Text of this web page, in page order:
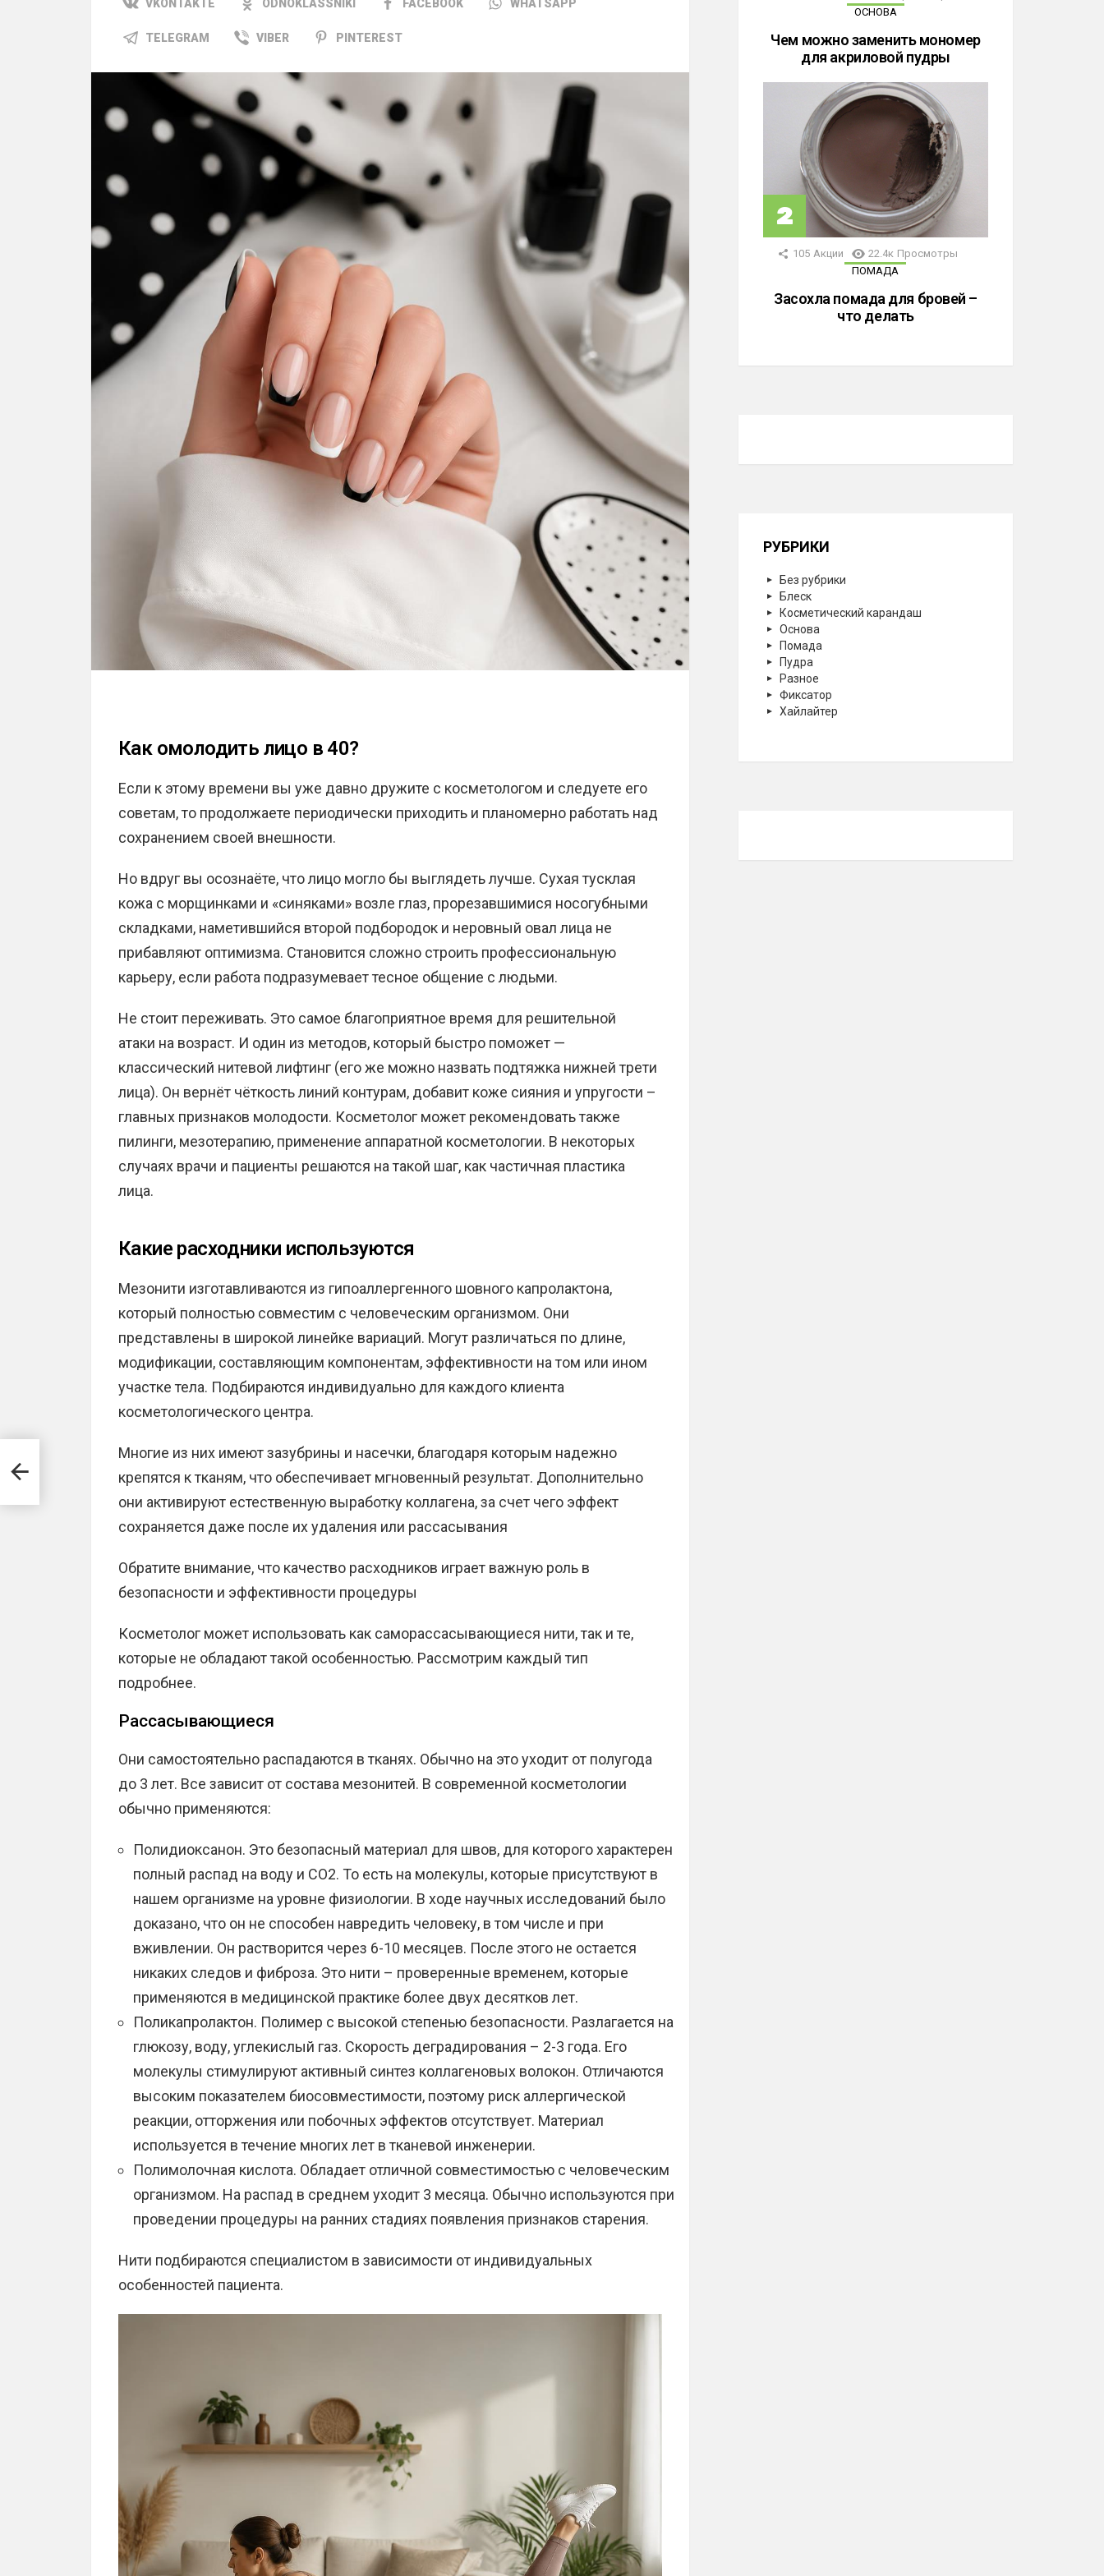
VKONTAKTE ODNOKLASSNIKI FACEBOOK WHATSAPP
TELEGRAM VIBER PINTEREST
Как омолодить лицо в 40?
Если к этому времени вы уже давно дружите с косметологом и следуете его
советам, то продолжаете периодически приходить и планомерно работать над
сохранением своей внешности.
Но вдруг вы осознаёте, что лицо могло бы выглядеть лучше. Сухая тусклая
кожа с морщинками и «синяками» возле глаз, прорезавшимися носогубными
складками, наметившийся второй подбородок и неровный овал лица не
прибавляют оптимизма. Становится сложно строить профессиональную
карьеру, если работа подразумевает тесное общение с людьми.
Не стоит переживать. Это самое благоприятное время для решительной
атаки на возраст. И один из методов, который быстро поможет —
классический нитевой лифтинг (его же можно назвать подтяжка нижней трети
лица). Он вернёт чёткость линий контурам, добавит коже сияния и упругости –
главных признаков молодости. Косметолог может рекомендовать также
пилинги, мезотерапию, применение аппаратной косметологии. В некоторых
случаях врачи и пациенты решаются на такой шаг, как частичная пластика
лица.
Какие расходники используются
Мезонити изготавливаются из гипоаллергенного шовного капролактона,
который полностью совместим с человеческим организмом. Они
представлены в широкой линейке вариаций. Могут различаться по длине,
модификации, составляющим компонентам, эффективности на том или ином
участке тела. Подбираются индивидуально для каждого клиента
косметологического центра.
Многие из них имеют зазубрины и насечки, благодаря которым надежно
крепятся к тканям, что обеспечивает мгновенный результат. Дополнительно
они активируют естественную выработку коллагена, за счет чего эффект
сохраняется даже после их удаления или рассасывания
Обратите внимание, что качество расходников играет важную роль в
безопасности и эффективности процедуры
Косметолог может использовать как саморассасывающиеся нити, так и те,
которые не обладают такой особенностью. Рассмотрим каждый тип
подробнее.
Рассасывающиеся
Они самостоятельно распадаются в тканях. Обычно на это уходит от полугода
до 3 лет. Все зависит от состава мезонитей. В современной косметологии
обычно применяются:
Полидиоксанон. Это безопасный материал для швов, для которого характерен
полный распад на воду и СО2. То есть на молекулы, которые присутствуют в
нашем организме на уровне физиологии. В ходе научных исследований было
доказано, что он не способен навредить человеку, в том числе и при
вживлении. Он растворится через 6-10 месяцев. После этого не остается
никаких следов и фиброза. Это нити – проверенные временем, которые
применяются в медицинской практике более двух десятков лет.
Поликапролактон. Полимер с высокой степенью безопасности. Разлагается на
глюкозу, воду, углекислый газ. Скорость деградирования – 2-3 года. Его
молекулы стимулируют активный синтез коллагеновых волокон. Отличаются
высоким показателем биосовместимости, поэтому риск аллергической
реакции, отторжения или побочных эффектов отсутствует. Материал
используется в течение многих лет в тканевой инженерии.
Полимолочная кислота. Обладает отличной совместимостью с человеческим
организмом. На распад в среднем уходит 3 месяца. Обычно используются при
проведении процедуры на ранних стадиях появления признаков старения.
Нити подбираются специалистом в зависимости от индивидуальных
особенностей пациента.
ОСНОВА
Чем можно заменить мономер
для акриловой пудры
105 Акции 22.4к Просмотры
ПОМАДА
Засохла помада для бровей –
что делать
РУБРИКИ
Без рубрики
Блеск
Косметический карандаш
Основа
Помада
Пудра
Разное
Фиксатор
Хайлайтер